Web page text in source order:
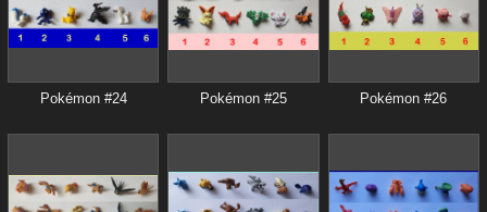
Pokémon #24 Pokémon #25 Pokémon #26